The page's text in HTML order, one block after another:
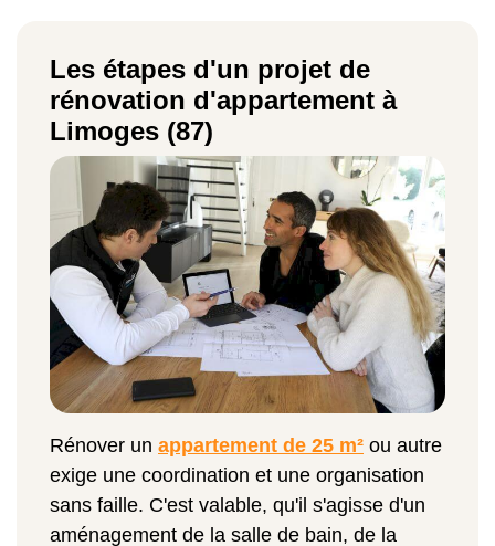
Les étapes d'un projet de
rénovation d'appartement à
Limoges (87)
Rénover un appartement de 25 m² ou autre
exige une coordination et une organisation
sans faille. C'est valable, qu'il s'agisse d'un
aménagement de la salle de bain, de la